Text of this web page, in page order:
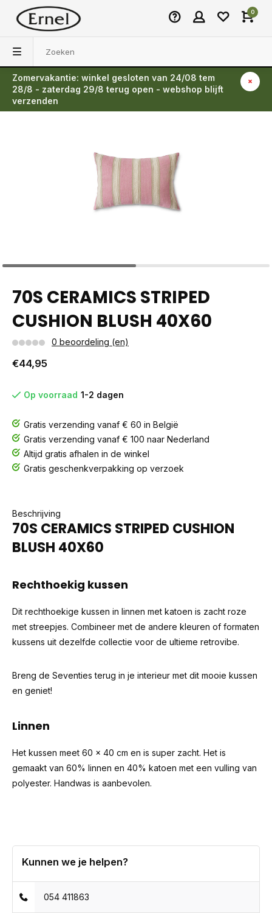
0
Zomervakantie: winkel gesloten van 24/08 tem
28/8 - zaterdag 29/8 terug open - webshop blijft
verzenden
Terug
70S CERAMICS STRIPED
CUSHION BLUSH 40X60
0 beoordeling (en)
€44,95
Op voorraad 1-2 dagen
Gratis verzending vanaf € 60 in België
Gratis verzending vanaf € 100 naar Nederland
Altijd gratis afhalen in de winkel
Gratis geschenkverpakking op verzoek
Beschrijving
70S CERAMICS STRIPED CUSHION
BLUSH 40X60
Rechthoekig kussen
Dit rechthoekige kussen in linnen met katoen is zacht roze
met streepjes. Combineer met de andere kleuren of formaten
kussens uit dezelfde collectie voor de ultieme retrovibe.
Breng de Seventies terug in je interieur met dit mooie kussen
en geniet!
Linnen
Het kussen meet 60 x 40 cm en is super zacht. Het is
gemaakt van 60% linnen en 40% katoen met een vulling van
polyester. Handwas is aanbevolen.
Kunnen we je helpen?
054 411863